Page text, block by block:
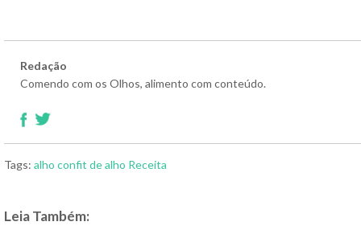
Redação
Comendo com os Olhos, alimento com conteúdo.
Tags: alho confit de alho Receita
Leia Também: